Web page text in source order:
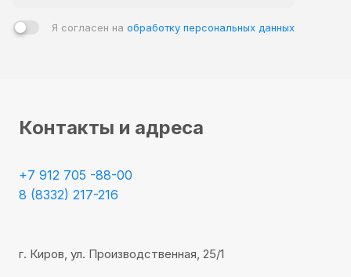
уровень качества, который радует руки мастера и глаз
Я согласен на обработку персональных данных
Контакты и адреса
+7 912 705 -88-00
8 (8332) 217-216
г. Киров, ул. Производственная, 25/1